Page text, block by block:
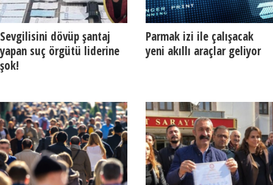
Sevgilisini dövüp şantaj
yapan suç örgütü liderine
şok!
Parmak izi ile çalışacak
yeni akıllı araçlar geliyor